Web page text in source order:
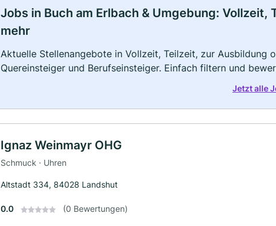
Jobs in Buch am Erlbach & Umgebung: Vollzeit,
mehr
Aktuelle Stellenangebote in Vollzeit, Teilzeit, zur Ausbildung
Quereinsteiger und Berufseinsteiger. Einfach filtern und
Jetzt alle
Ignaz Weinmayr OHG
Schmuck · Uhren
Altstadt 334, 84028 Landshut
0.0 (0 Bewertungen)